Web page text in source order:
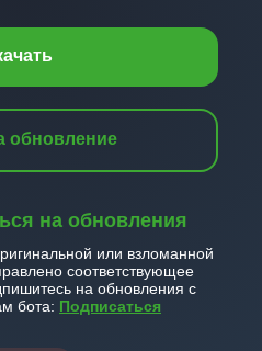
обновление
на обновления
или взломанной
соответствующее
на обновления с
бота: Подписаться